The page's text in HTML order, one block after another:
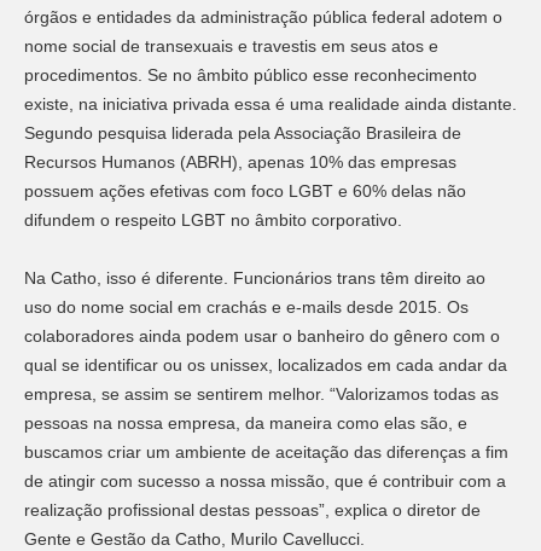
órgãos e entidades da administração pública federal adotem o
nome social de transexuais e travestis em seus atos e
procedimentos. Se no âmbito público esse reconhecimento
existe, na iniciativa privada essa é uma realidade ainda distante.
Segundo pesquisa liderada pela Associação Brasileira de
Recursos Humanos (ABRH), apenas 10% das empresas
possuem ações efetivas com foco LGBT e 60% delas não
difundem o respeito LGBT no âmbito corporativo.
Na Catho, isso é diferente. Funcionários trans têm direito ao
uso do nome social em crachás e e-mails desde 2015. Os
colaboradores ainda podem usar o banheiro do gênero com o
qual se identificar ou os unissex, localizados em cada andar da
empresa, se assim se sentirem melhor. “Valorizamos todas as
pessoas na nossa empresa, da maneira como elas são, e
buscamos criar um ambiente de aceitação das diferenças a fim
de atingir com sucesso a nossa missão, que é contribuir com a
realização profissional destas pessoas”, explica o diretor de
Gente e Gestão da Catho, Murilo Cavellucci.